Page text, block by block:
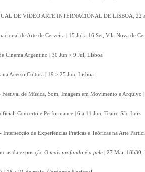
DE VÍDEO ARTE INTERNACIONAL DE LISBOA, 22
de Arte de Cerveira | 15 Jul a 16 Set, Vila Nova de
Cinema Argentino | 30 Jun > 9 Jul, Lisboa
Acesso Cultura | 19 > 25 Jun, Lisboa
Festival de Música, Som, Imagem em Movimento e Arquivo
Concerto e Performance | 6 a 11 Jun, Teatro São Luiz
de Experiências Práticas e Teóricas na Arte
da exposição O mais profundo é a pele | 27 Mai, 18h30,